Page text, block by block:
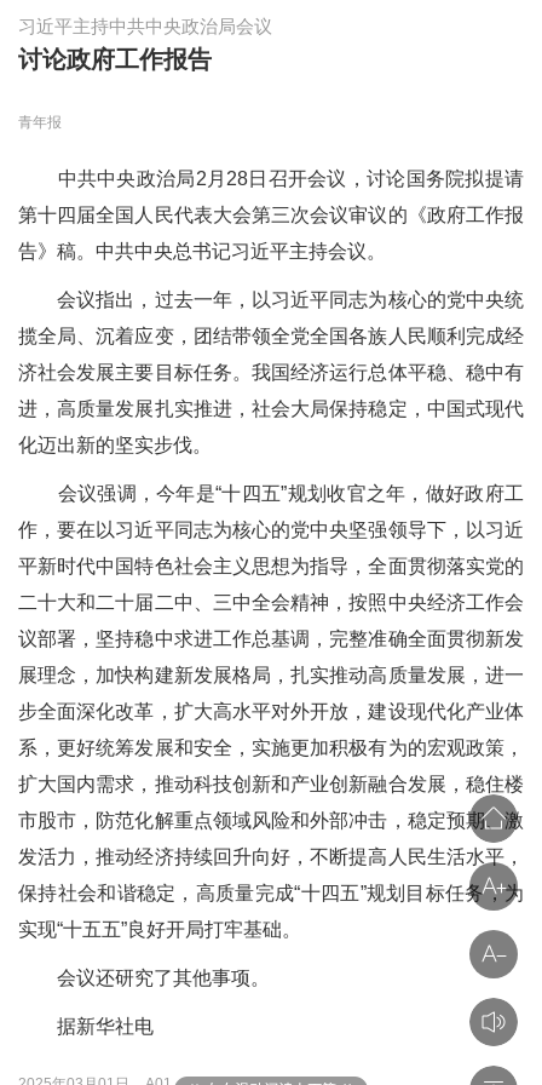
习近平主持中共中央政治局会议
讨论政府工作报告
青年报
中共中央政治局2月28日召开会议，讨论国务院拟提请
第十四届全国人民代表大会第三次会议审议的《政府工作报
告》稿。中共中央总书记习近平主持会议。
会议指出，过去一年，以习近平同志为核心的党中央统
揽全局、沉着应变，团结带领全党全国各族人民顺利完成经
济社会发展主要目标任务。我国经济运行总体平稳、稳中有
进，高质量发展扎实推进，社会大局保持稳定，中国式现代
化迈出新的坚实步伐。
会议强调，今年是“十四五”规划收官之年，做好政府工
作，要在以习近平同志为核心的党中央坚强领导下，以习近
平新时代中国特色社会主义思想为指导，全面贯彻落实党的
二十大和二十届二中、三中全会精神，按照中央经济工作会
议部署，坚持稳中求进工作总基调，完整准确全面贯彻新发
展理念，加快构建新发展格局，扎实推动高质量发展，进一
步全面深化改革，扩大高水平对外开放，建设现代化产业体
系，更好统筹发展和安全，实施更加积极有为的宏观政策，
扩大国内需求，推动科技创新和产业创新融合发展，稳住楼
市股市，防范化解重点领域风险和外部冲击，稳定预期、激
发活力，推动经济持续回升向好，不断提高人民生活水平，
保持社会和谐稳定，高质量完成“十四五”规划目标任务，为
实现“十五五”良好开局打牢基础。
会议还研究了其他事项。
据新华社电